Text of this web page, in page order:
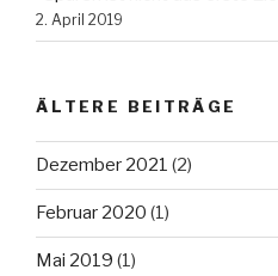
2. April 2019
ÄLTERE BEITRÄGE
Dezember 2021 (2)
Februar 2020 (1)
Mai 2019 (1)